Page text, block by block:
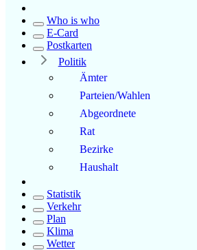
Who is who
E-Card
Postkarten
Politik
Ämter
Parteien/Wahlen
Abgeordnete
Rat
Bezirke
Haushalt
Statistik
Verkehr
Plan
Klima
Wetter